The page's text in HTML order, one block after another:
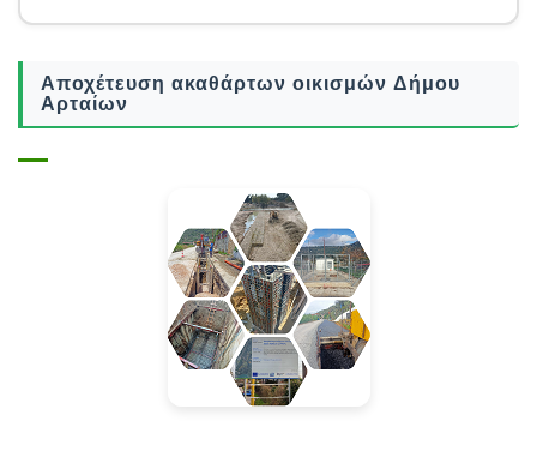
Αποχέτευση ακαθάρτων οικισμών Δήμου
Αρταίων